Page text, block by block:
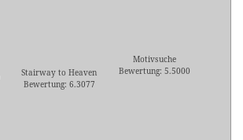
Stairway to Heaven
Bewertung: 6.3077
Motivsuche
Bewertung: 5.5000